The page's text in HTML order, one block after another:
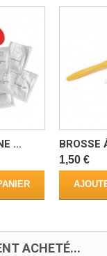
... BROSSE
1,50 €
ACHETÉ...